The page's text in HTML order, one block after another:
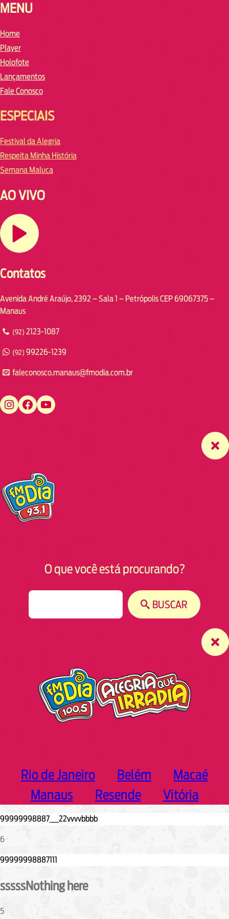
MENU
Home
Player
Holofote
Lançamentos
Fale Conosco
ESPECIAIS
Festival da Alegria
Respeita Minha História
Semana Maluca
AO VIVO
Contatos
Avenida André Araújo, 2392 – Sala 1 – Petrópolis CEP 69067375 –
Manaus
(92) 2123-1087
(92) 99226-1239
faleconosco.manaus@fmodia.com.br
https://www.instagram.com/fmodiamanaus/ https://www.facebook.com/fmodiamanaus https://www.youtube.com/user/radiofmodia
O que você está procurando?
BUSCAR
Rio de Janeiro Belém
Macaé
Manaus
Resende Vitória
6
sssssNothing here
5